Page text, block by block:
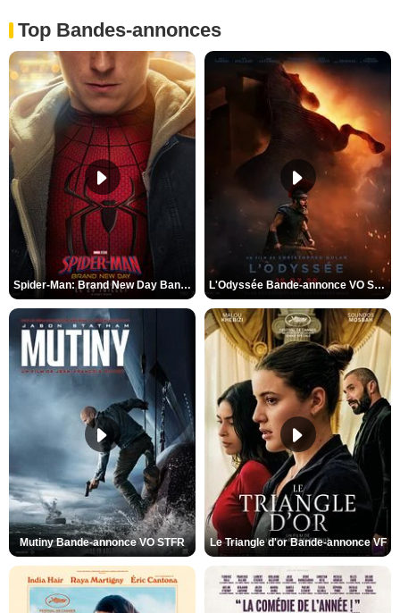
Top Bandes-annonces
Spider-Man: Brand New Day Bande-annonce VO STFR L'Odyssée Bande-annonce VO STFR
Mutiny Bande-annonce VO STFR Le Triangle d'or Bande-annonce VF